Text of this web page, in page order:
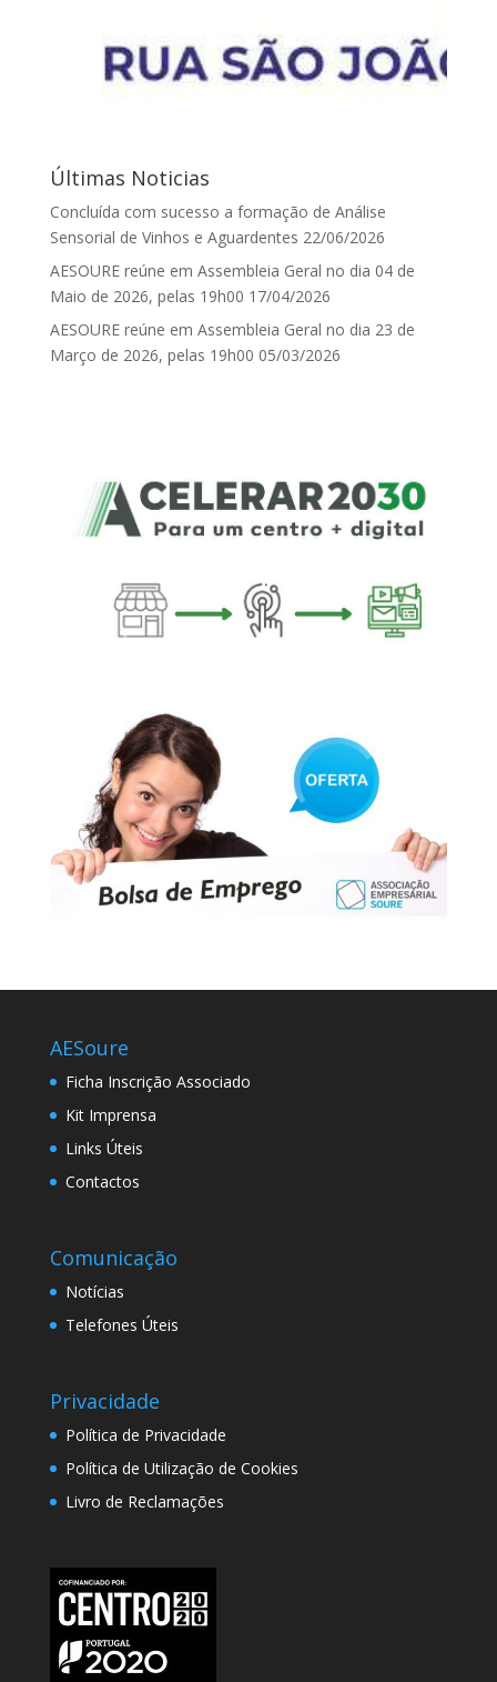
Últimas Noticias
Concluída com sucesso a formação de Análise
Sensorial de Vinhos e Aguardentes 22/06/2026
AESOURE reúne em Assembleia Geral no dia 04 de
Maio de 2026, pelas 19h00 17/04/2026
AESOURE reúne em Assembleia Geral no dia 23 de
Março de 2026, pelas 19h00 05/03/2026
AESoure
Ficha Inscrição Associado
Kit Imprensa
Links Úteis
Contactos
Comunicação
Notícias
Telefones Úteis
Privacidade
Política de Privacidade
Política de Utilização de Cookies
Livro de Reclamações